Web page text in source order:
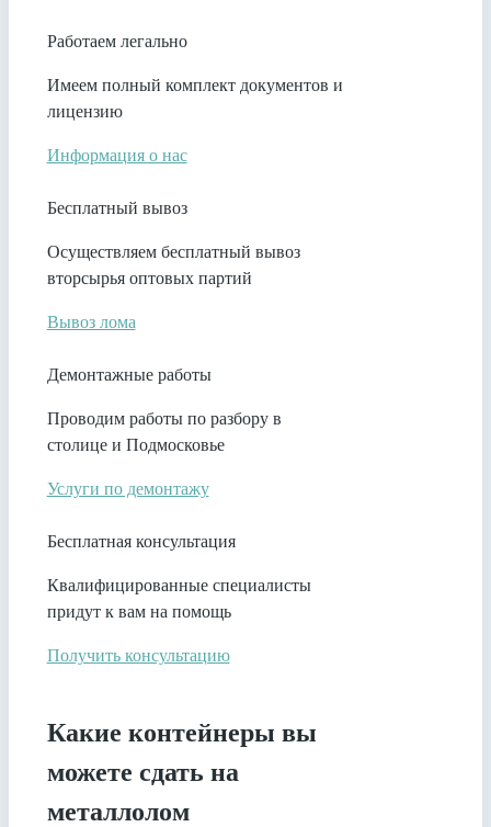
Работаем легально
Имеем полный комплект документов и
лицензию
Информация о нас
Бесплатный вывоз
Осуществляем бесплатный вывоз
вторсырья оптовых партий
Вывоз лома
Демонтажные работы
Проводим работы по разбору в
столице и Подмосковье
Услуги по демонтажу
Бесплатная консультация
Квалифицированные специалисты
придут к вам на помощь
Получить консультацию
Какие контейнеры вы
можете сдать на
металлолом